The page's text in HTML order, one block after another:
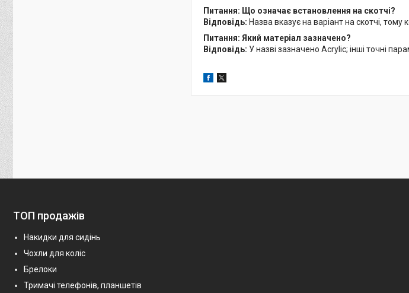
Питання: Що означає встановлення на скотчі?
Відповідь: Назва вказує на варіант на скотчі,
Питання: Який матеріал зазначено?
Відповідь: У назві зазначено Acrylic; інші точні
ТОП продажів
Накидки для сидінь
Чохли для коліс
Брелоки
Тримачі телефонів, планшетів